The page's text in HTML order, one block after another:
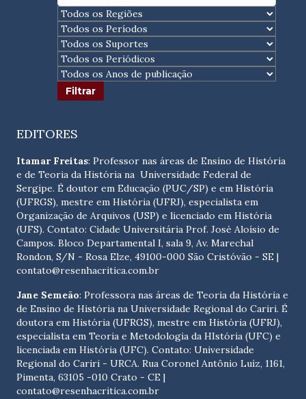
EDITORES
Itamar Freitas: Professor nas áreas de Ensino de História
e de Teoria da História na Universidade Federal de
Sergipe. É doutor em Educação (PUC/SP) e em História
(UFRGS), mestre em História (UFRJ), especialista em
Organização de Arquivos (USP) e licenciado em História
(UFS). Contato: Cidade Universitária Prof. José Aloísio de
Campos. Bloco Departamental I, sala 9, Av. Marechal
Rondon, S/N - Rosa Elze, 49100-000 São Cristóvão - SE |
contato@resenhacritica.com.br
Jane Semeão: Professora nas áreas de Teoria da História e
de Ensino de História na Universidade Regional do Cariri. É
doutora em História (UFRGS), mestre em História (UFRJ),
especialista em Teoria e Metodologia da HIstória (UFC) e
licenciada em História (UFC). Contato: Universidade
Regional do Cariri - URCA. Rua Coronel Antônio Luíz, 1161,
Pimenta, 63105 -010 Crato - CE |
contato@resenhacritica.com.br